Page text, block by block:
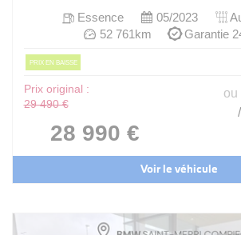
Essence 05/2023
52 761km
Garantie
PRIX EN BAISSE
Prix original :
29 490 €
28 990 €
ou
Voir le véhicule